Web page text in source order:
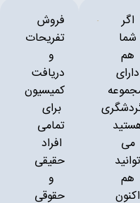
اگر
شما
هم
دارای
می
توانید
هم
اکنون
فروش
تفریحات
و
دریافت
کمیسیون
برای
تمامی
افراد
حقیقی
و
حقوقی